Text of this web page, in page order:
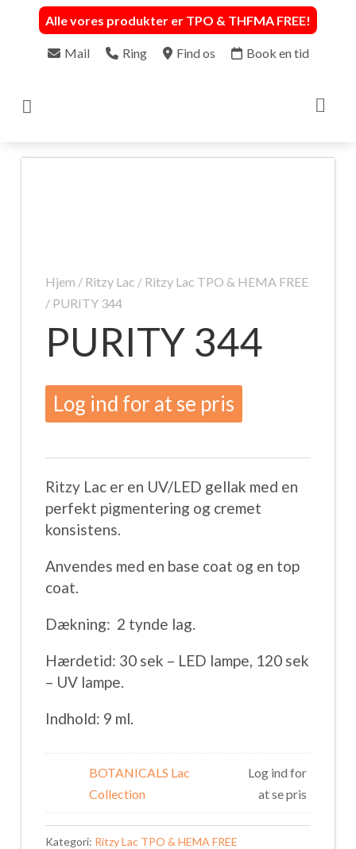
Alle vores produkter er TPO & THFMA FREE!
Mail Ring Find os Book en tid

Hjem / Ritzy Lac / Ritzy Lac TPO & HEMA FREE
/ PURITY 344
PURITY 344
Log ind for at se pris
Ritzy Lac er en UV/LED gellak med en
perfekt pigmentering og cremet
konsistens.
Anvendes med en base coat og en top
coat.
Dækning: 2 tynde lag.
Hærdetid: 30 sek – LED lampe, 120 sek
– UV lampe.
Indhold: 9 ml.
BOTANICALS Lac
Collection
Log ind for
at se pris
Kategori: Ritzy Lac TPO & HEMA FREE